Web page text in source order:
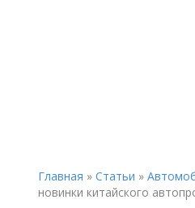
Главная » Статьи »
новинки китайского